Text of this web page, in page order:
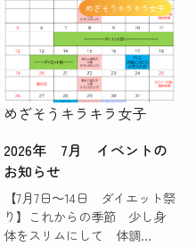
めざそうキラキラ女子
めざそうキラキラ女子
2026年 7月 イベントの
お知らせ
【7月7日～14日 ダイエット祭
り】これからの季節 少し身
体をスリムにして 体調...